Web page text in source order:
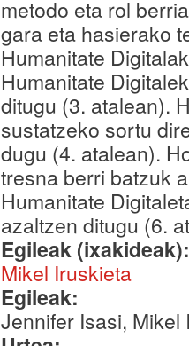
metodo eta rol
gara eta hasierako
Humanitate
Humanitate
ditugu (3. atalean).
sustatzeko sortu
dugu (4. atalean).
tresna berri batzuk
Humanitate
azaltzen ditugu (6.
Egileak
Mikel Iruskieta
Egileak:
Jennifer Isasi, Mikel